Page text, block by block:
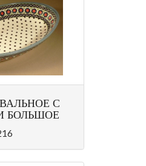
С
БОЛЬШОЕ